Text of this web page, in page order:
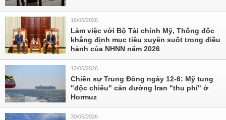
16/06/2026
Làm việc với Bộ Tài chính Mỹ, Thống đốc
khẳng định mục tiêu xuyên suốt trong điều
hành của NHNN năm 2026
12/06/2026
Chiến sự Trung Đông ngày 12-6: Mỹ tung
"độc chiêu" cản đường Iran "thu phí" ở
Hormuz
30/05/2026